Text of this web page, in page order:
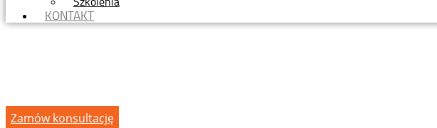
KONTAKT
Zamów konsultację